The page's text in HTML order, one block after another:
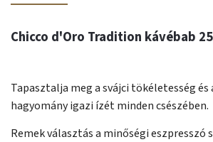
Chicco d'Oro Tradition kávébab
Tapasztalja meg a svájci tökéletesség és
hagyomány igazi ízét minden csészében.
Remek választás a minőségi eszpresszó